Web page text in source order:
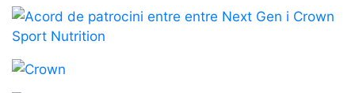
Campionat
Social de
Quadres